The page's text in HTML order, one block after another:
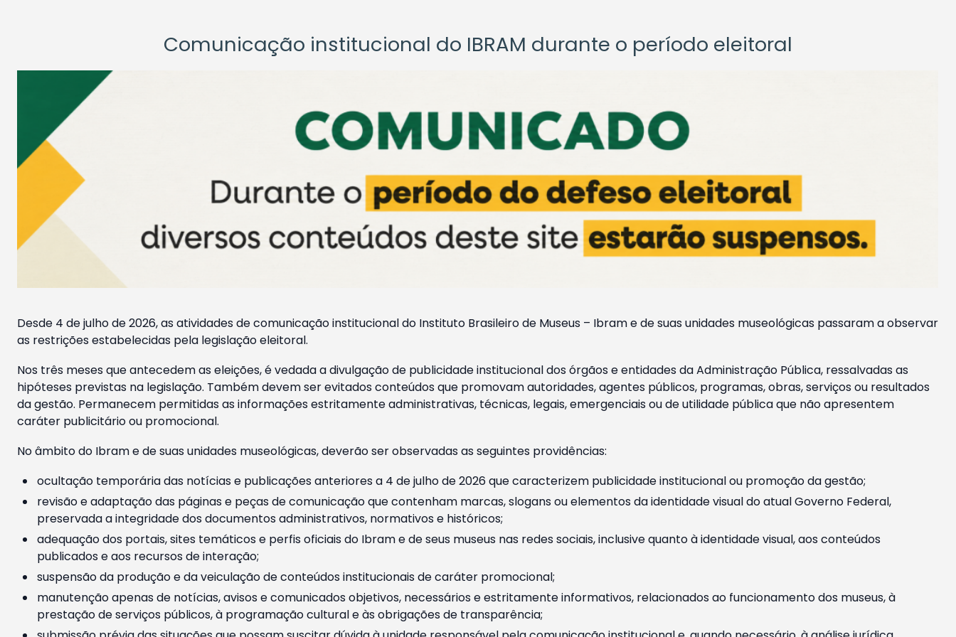
Comunicação institucional do IBRAM durante o período eleitoral
Desde 4 de julho de 2026, as atividades de comunicação institucional do Instituto Brasileiro de Museus – Ibram e de suas unidades museológicas passaram a observar
as restrições estabelecidas pela legislação eleitoral.
Nos três meses que antecedem as eleições, é vedada a divulgação de publicidade institucional dos órgãos e entidades da Administração Pública, ressalvadas as
hipóteses previstas na legislação. Também devem ser evitados conteúdos que promovam autoridades, agentes públicos, programas, obras, serviços ou resultados
da gestão. Permanecem permitidas as informações estritamente administrativas, técnicas, legais, emergenciais ou de utilidade pública que não apresentem
caráter publicitário ou promocional.
No âmbito do Ibram e de suas unidades museológicas, deverão ser observadas as seguintes providências:
ocultação temporária das notícias e publicações anteriores a 4 de julho de 2026 que caracterizem publicidade institucional ou promoção da gestão;
revisão e adaptação das páginas e peças de comunicação que contenham marcas, slogans ou elementos da identidade visual do atual Governo Federal,
preservada a integridade dos documentos administrativos, normativos e históricos;
adequação dos portais, sites temáticos e perfis oficiais do Ibram e de seus museus nas redes sociais, inclusive quanto à identidade visual, aos conteúdos
publicados e aos recursos de interação;
suspensão da produção e da veiculação de conteúdos institucionais de caráter promocional;
manutenção apenas de notícias, avisos e comunicados objetivos, necessários e estritamente informativos, relacionados ao funcionamento dos museus, à
prestação de serviços públicos, à programação cultural e às obrigações de transparência;